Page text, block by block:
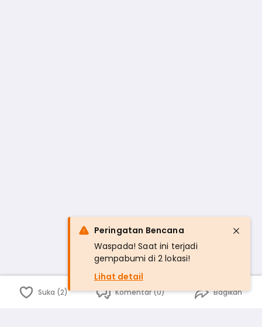
Suka (2) Komentar (0) Bagikan
Peringatan Bencana
Waspada! Saat ini terjadi
gempabumi di 2 lokasi!
Lihat detail